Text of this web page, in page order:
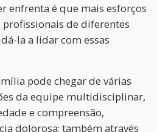
enfrenta é que mais esforços
de diferentes
la a lidar com essas
pode chegar de várias
da equipe multidisciplinar,
e compreensão,
dolorosa; também através